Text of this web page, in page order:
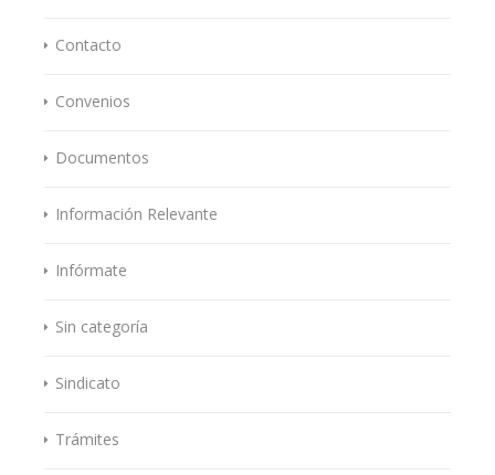
Contacto
Convenios
Documentos
Información Relevante
Infórmate
Sin categoría
Sindicato
Trámites